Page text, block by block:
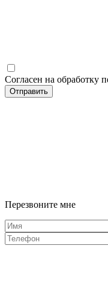
Согласен на обработку
Отправить
Перезвоните мне